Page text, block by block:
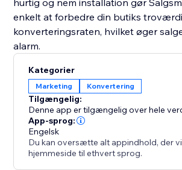
hurtig og nem installation gør
enkelt at forbedre din butiks
konverteringsraten, hvilket øger
alarm.
Kategorier
Marketing Konvertering
Tilgængelig:
Denne app er tilgængelig over hele
App-sprog:
Engelsk
Du kan oversætte alt appindhold, der
hjemmeside til ethvert sprog.